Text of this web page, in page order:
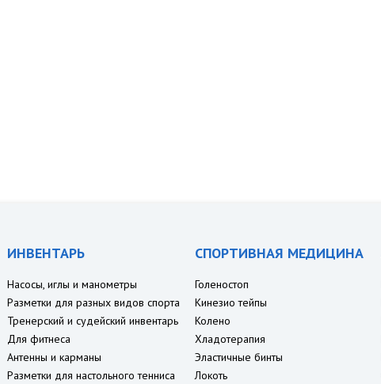
ИНВЕНТАРЬ
Насосы, иглы и манометры
Разметки для разных видов спорта
Тренерский и судейский инвентарь
Для фитнеса
Антенны и карманы
Разметки для настольного тенниса
СПОРТИВНАЯ МЕДИЦИНА
Голеностоп
Кинезио тейпы
Колено
Хладотерапия
Эластичные бинты
Локоть